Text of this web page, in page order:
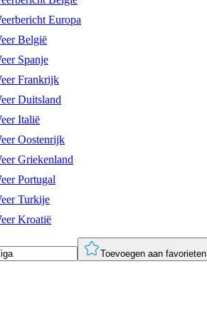
Europa
België
Spanje
Frankrijk
Duitsland
Italië
Oostenrijk
Griekenland
Portugal
Turkije
Kroatië
Toevoegen aan favorieten